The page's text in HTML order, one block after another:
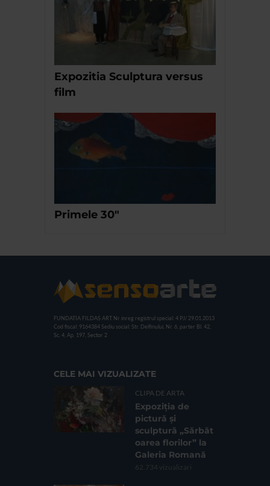
Expozitia Sculptura versus
film
Primele 30″
FUNDATIA FILDAS ART Nr inreg registrul special: 4 PJ/ 29.01.2013
Cod fiscal: 9164384 Sediu social: Str. Delfinului, Nr. 6, parter Bl. 42,
Sc. 4, Ap. 197, Sector 2
CELE MAI VIZUALIZATE
CLIPA DE ARTA
Expoziția de
pictură și
sculptură „Sărbăt
oarea florilor” la
Galeria Romană
62.734 vizualizari